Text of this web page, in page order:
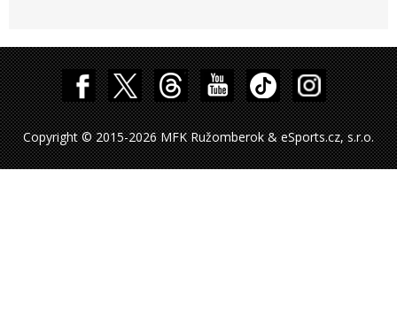
Copyright © 2015-2026 MFK Ružomberok & eSports.cz, s.r.o.